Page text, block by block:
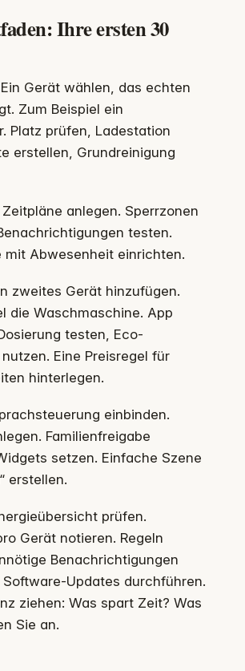
Ihre ersten 30
Gerät wählen, das echten
Zum Beispiel ein
Platz prüfen, Ladestation
erstellen, Grundreinigung
anlegen. Sperrzonen
testen.
mit Abwesenheit einrichten.
zweites Gerät hinzufügen.
die Waschmaschine. App
testen, Eco-
Eine Preisregel für
hinterlegen.
einbinden.
Familienfreigabe
setzen. Einfache Szene
erstellen.
prüfen.
Gerät notieren. Regeln
Benachrichtigungen
Updates durchführen.
ziehen: Was spart Zeit? Was
Sie an.